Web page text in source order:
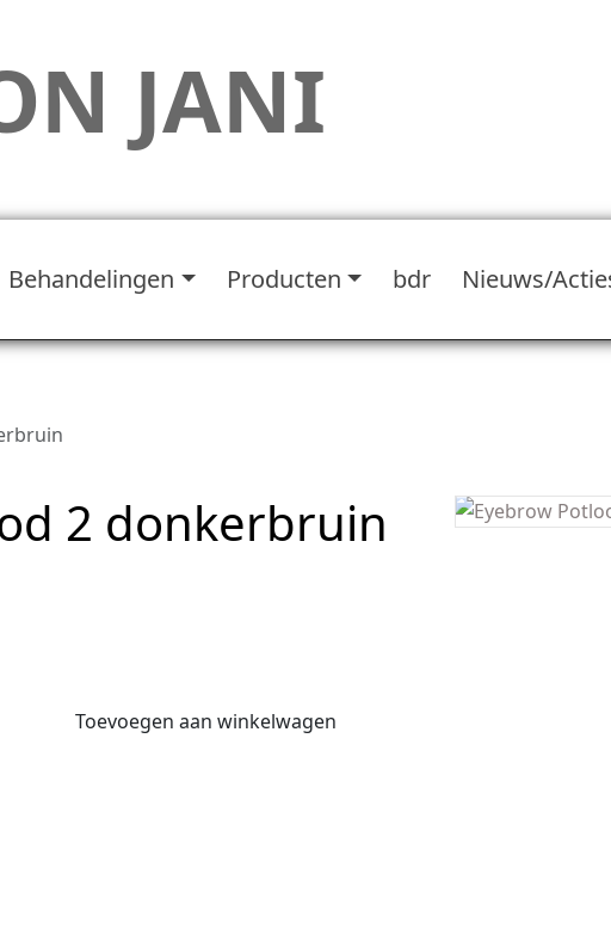
JANI
Behandelingen Producten bdr Nieuws/
2 donkerbruin
Toevoegen aan winkelwagen